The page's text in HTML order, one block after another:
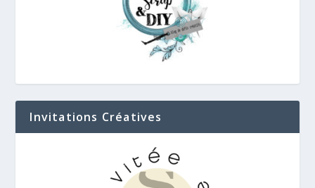
Invitations Créatives